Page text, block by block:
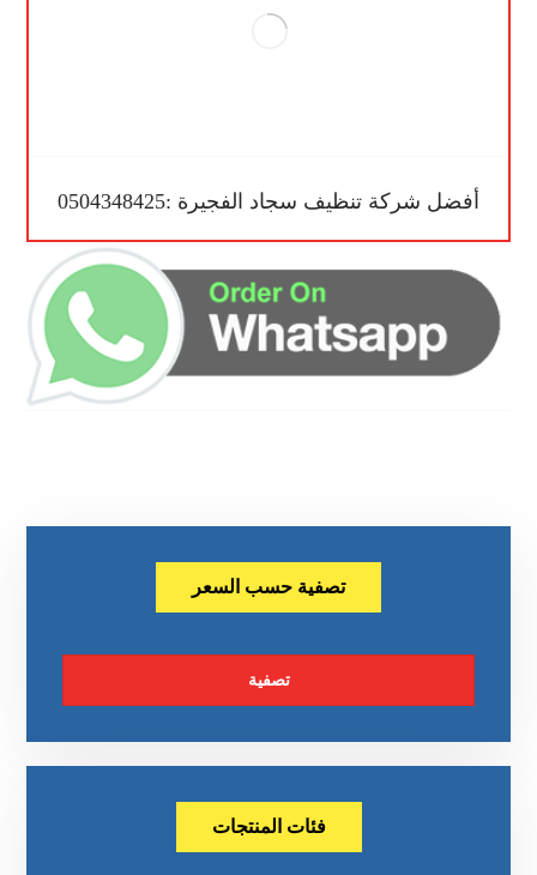
أفضل شركة تنظيف سجاد الفجيرة :0504348425
تصفية حسب السعر
تصفية
فئات المنتجات